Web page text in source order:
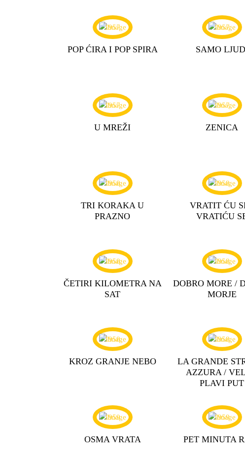
1957
POP ĆIRA I POP SPIRA
1957
SAMO
1957
U MREŽI
1957
ZENICA
1958
TRI KORAKA U
PRAZNO
1958
VRATIT ĆU
VRATIĆU
1958
ČETIRI KILOMETRA NA
SAT
1958
DOBRO MORE /
MORJE
1958
KROZ GRANJE NEBO
1958
LA GRANDE
AZZURA /
PLAVI PUT
1959
OSMA VRATA
1959
PET MINUTA